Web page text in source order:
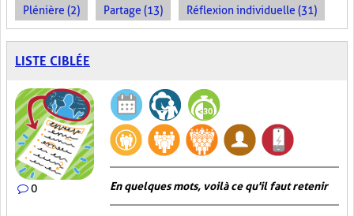
Plénière (2) Partage (13) Réflexion individuelle (31)
LISTE CIBLÉE
0 En quelques mots, voilà ce qu'il faut retenir